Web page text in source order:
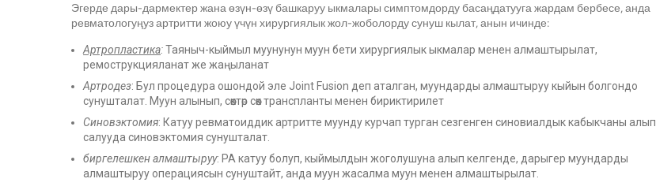
Эгерде дары-дармектер жана өзүн-өзү башкаруу ыкмалары симптомдорду басаңдатууга жардам бербесе, анда
ревматологуңуз артритти жоюу үчүн хирургиялык жол-жоболорду сунуш кылат, анын ичинде:
Артропластика:Таяныч-кыймыл муунунун муун бети хирургиялык ыкмалар менен алмаштырылат,
ремострукцияланат же жаңыланат
Артродез: Бул процедура ошондой эле Joint Fusion деп аталган, муундарды алмаштыруу кыйын болгондо
сунушталат. Муун алынып, сөөктөр сөөк транспланты менен бириктирилет
Синовэктомия: Катуу ревматоиддик артритте муунду курчап турган сезгенген синовиалдык кабыкчаны алып
салууда синовэктомия сунушталат.
биргелешкен алмаштыруу: РА катуу болуп, кыймылдын жоголушуна алып келгенде, дарыгер муундарды
алмаштыруу операциясын сунуштайт, анда муун жасалма муун менен алмаштырылат.